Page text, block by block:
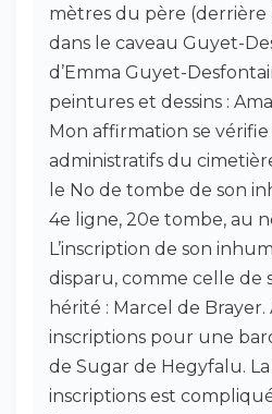
mètres du père
dans le caveau Guyet-
d’Emma Guyet-
peintures et dessins :
Mon affirmation se
administratifs du
le No de tombe de son
4e ligne, 20e tombe, au
L’inscription de son
disparu, comme celle de
hérité : Marcel de
inscriptions pour une
de Sugar de Hegyfalu.
inscriptions est